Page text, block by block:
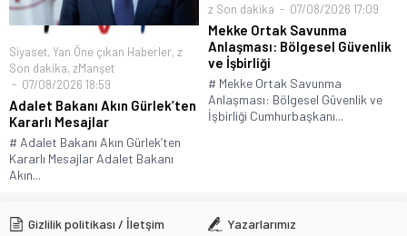
Siyaset, Yan Öne çıkan Haberler, z
Son dakika, zManşet
07/08/2026 18:59
Adalet Bakanı Akın Gürlek’ten
Kararlı Mesajlar
# Adalet Bakanı Akın Gürlek’ten
Kararlı Mesajlar Adalet Bakanı
Akın...
z Son dakika 07/08/2026 17:09
Mekke Ortak Savunma
Anlaşması: Bölgesel Güvenlik
ve İşbirliği
# Mekke Ortak Savunma
Anlaşması: Bölgesel Güvenlik ve
İşbirliği Cumhurbaşkanı...
Gizlilik politikası / İletşim Yazarlarımız